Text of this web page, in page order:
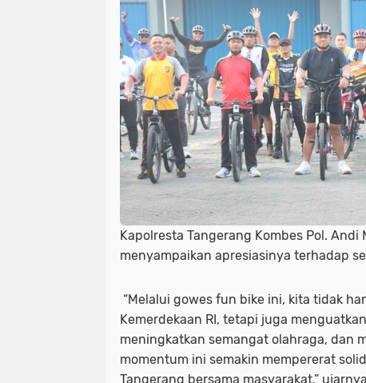
Kapolresta Tangerang Kombes Pol. Andi
menyampaikan apresiasinya terhadap
“Melalui gowes fun bike ini, kita tidak
Kemerdekaan RI, tetapi juga
meningkatkan semangat olahraga, dan
momentum ini semakin mempererat
Tangerang bersama masyarakat,”